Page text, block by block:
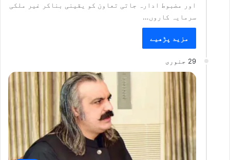
اور مضبوط ادارہ جاتی تعاون کو یقینی بناکر غیر ملکی
سرمایہ کاروں…
مزید پڑھیے
29 جنوری